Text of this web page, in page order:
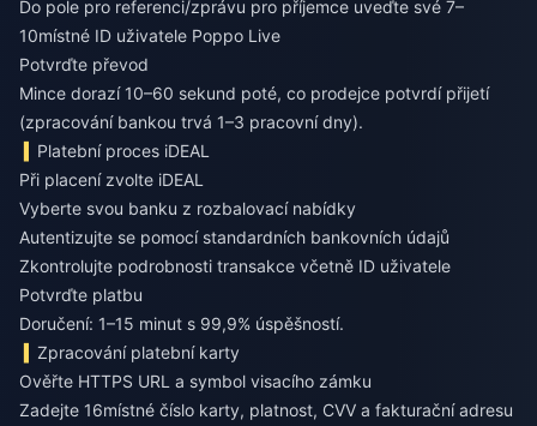
Do pole pro referenci/zprávu pro příjemce uveďte své 7–
10místné ID uživatele Poppo Live
Potvrďte převod
Mince dorazí 10–60 sekund poté, co prodejce potvrdí přijetí
(zpracování bankou trvá 1–3 pracovní dny).
Platební proces iDEAL
Při placení zvolte iDEAL
Vyberte svou banku z rozbalovací nabídky
Autentizujte se pomocí standardních bankovních údajů
Zkontrolujte podrobnosti transakce včetně ID uživatele
Potvrďte platbu
Doručení: 1–15 minut s 99,9% úspěšností.
Zpracování platební karty
Ověřte HTTPS URL a symbol visacího zámku
Zadejte 16místné číslo karty, platnost, CVV a fakturační adresu